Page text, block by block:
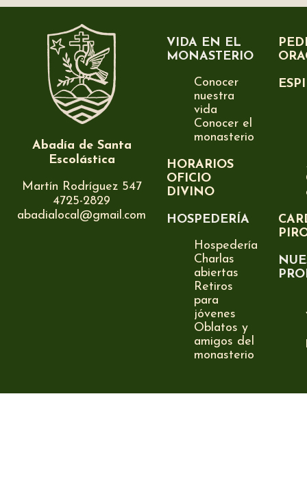
Abadía de Santa
Escolástica
Martín Rodríguez 547
4725-2829
abadialocal@gmail.com
VIDA EN EL
MONASTERIO
Conocer
nuestra
vida
Conocer el
monasterio
HORARIOS
OFICIO
DIVINO
HOSPEDERÍA
Hospedería
Charlas
abiertas
Retiros
para
jóvenes
Oblatos y
amigos del
monasterio